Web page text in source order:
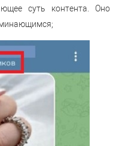
суть контента. Оно